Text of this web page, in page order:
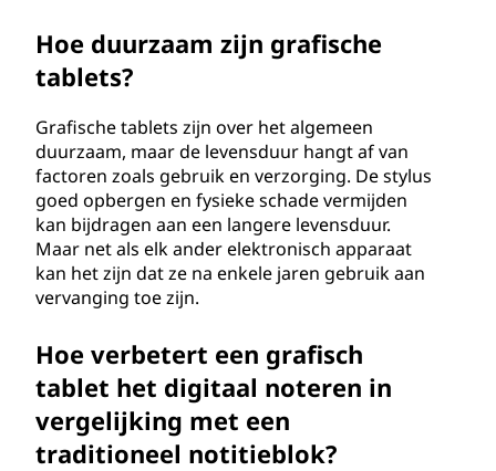
Hoe duurzaam zijn grafische
tablets?
Grafische tablets zijn over het algemeen
duurzaam, maar de levensduur hangt af van
factoren zoals gebruik en verzorging. De stylus
goed opbergen en fysieke schade vermijden
kan bijdragen aan een langere levensduur.
Maar net als elk ander elektronisch apparaat
kan het zijn dat ze na enkele jaren gebruik aan
vervanging toe zijn.
Hoe verbetert een grafisch
tablet het digitaal noteren in
vergelijking met een
traditioneel notitieblok?